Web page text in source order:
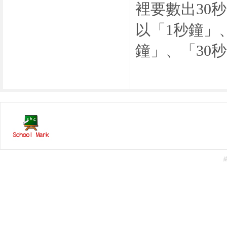
裡要數出30
以「 1秒鐘」
鐘」、「 30